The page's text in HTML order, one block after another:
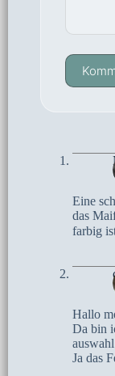
Eine
das
farbig
Hallo
Da bin
Ja das